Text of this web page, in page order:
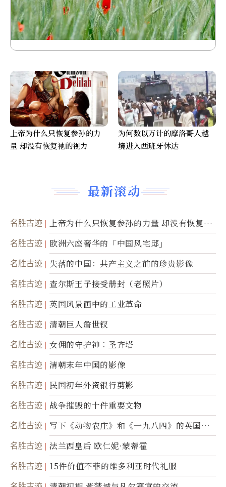
最新滚动
名胜古迹
上帝为什么只恢复参孙的力量 却没有恢复祂
的视力
名胜古迹 欧洲六座奢华的「中国风宅邸」
名胜古迹 失落的中国：共产主义之前的珍贵影像
名胜古迹 查尔斯王子接受册封（老照片）
名胜古迹 英国风景画中的工业革命
名胜古迹 清朝巨人詹世钗
名胜古迹 女佣的守护神︰圣齐塔
名胜古迹 清朝末年中国的影像
名胜古迹 民国初年外资银行剪影
名胜古迹 战争摧毁的十件重要文物
名胜古迹
写下《动物农庄》和《一九八四》的英国作
家乔治．欧威尔
名胜古迹 法兰西皇后 欧仁妮·蒙蒂霍
名胜古迹 15件价值不菲的维多利亚时代礼服
上帝为什么只恢复参孙的力
量 却没有恢复祂的视力
为何数以万计的摩洛哥人越
境进入西班牙休达